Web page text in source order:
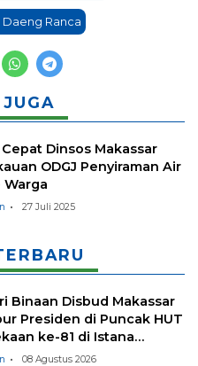
Ranca
Dinsos Makassar
ODGJ Penyiraman Air
Warga
27 Juli 2025
Binaan Disbud Makassar
Presiden di Puncak HUT
ke-81 di Istana
08 Agustus 2026